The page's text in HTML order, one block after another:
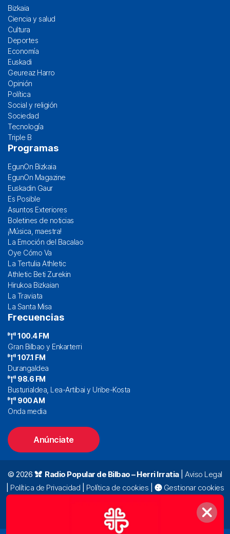
Bizkaia
Ciencia y salud
Cultura
Deportes
Economía
Euskadi
Geureaz Harro
Opinión
Política
Social y religión
Sociedad
Tecnología
Triple B
Programas
EgunOn Bizkaia
EgunOn Magazine
Euskadin Gaur
Es Posible
Asuntos Exteriores
Boletines de noticias
¡Música, maestra!
La Emoción del Bacalao
Oye Cómo Va
La Tertulia Athletic
Athletic Beti Zurekin
Hirukoa Bizkaian
La Traviata
La Santa Misa
Frecuencias
100.4 FM
Gran Bilbao y Enkarterri
107.1 FM
Durangaldea
98.6 FM
Busturialdea, Lea-Artibai y Uribe-Kosta
900 AM
Onda media
Anúnciate
© 2026 Radio Popular de Bilbao – Herri Irratia| Aviso Legal
Política de Privacidad Política de cookies
Gestionar cookies
94 423 92 00|
oyentes@radiopopular.com